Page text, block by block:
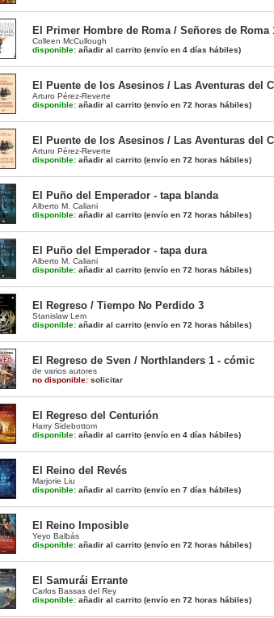
El Primer Hombre de Roma / Señores de Roma
Colleen McCullough
disponible: añadir al carrito (envío en 4 días hábiles)
El Puente de los Asesinos / Las Aventuras del
Arturo Pérez-Reverte
disponible: añadir al carrito (envío en 72 horas hábiles)
El Puente de los Asesinos / Las Aventuras del
Arturo Pérez-Reverte
disponible: añadir al carrito (envío en 72 horas hábiles)
El Puño del Emperador - tapa blanda
Alberto M. Caliani
disponible: añadir al carrito (envío en 72 horas hábiles)
El Puño del Emperador - tapa dura
Alberto M. Caliani
disponible: añadir al carrito (envío en 72 horas hábiles)
El Regreso / Tiempo No Perdido 3
Stanislaw Lem
disponible: añadir al carrito (envío en 72 horas hábiles)
El Regreso de Sven / Northlanders 1 - cómic
de varios autores
no disponible: solicitar
El Regreso del Centurión
Harry Sidebottom
disponible: añadir al carrito (envío en 4 días hábiles)
El Reino del Revés
Marjorie Liu
disponible: añadir al carrito (envío en 7 días hábiles)
El Reino Imposible
Yeyo Balbás
disponible: añadir al carrito (envío en 72 horas hábiles)
El Samurái Errante
Carlos Bassas del Rey
disponible: añadir al carrito (envío en 72 horas hábiles)